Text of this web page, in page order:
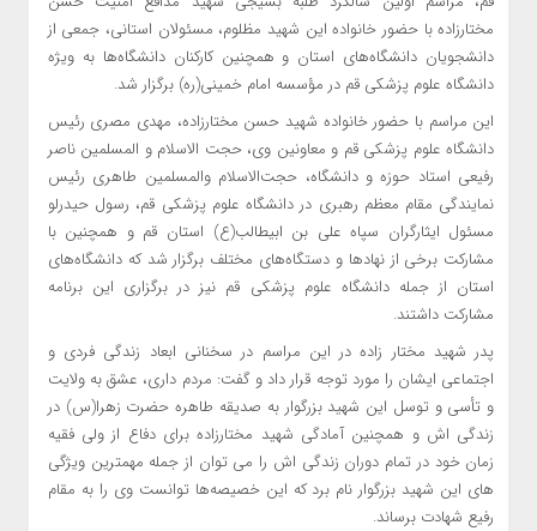
مختارزاده با حضور خانواده این شهید مظلوم، مسئولان استانی، جمعی از
دانشجویان دانشگاه‌های استان و همچنین کارکنان دانشگاه‌ها به ویژه
دانشگاه علوم پزشکی قم در مؤسسه امام خمینی(ره) برگزار شد.
این مراسم با حضور خانواده شهید حسن مختارزاده، مهدی مصری رئیس
دانشگاه علوم پزشکی قم و معاونین وی، حجت الاسلام و المسلمین ناصر
رفیعی استاد حوزه و دانشگاه، حجت‌الاسلام والمسلمین طاهری رئیس
نمایندگی مقام معظم رهبری در دانشگاه علوم پزشکی قم، رسول حیدرلو
مسئول ایثارگران سپاه علی بن ابیطالب(ع) استان قم و همچنین با
مشارکت برخی از نهادها و دستگاه‌های مختلف برگزار شد که دانشگاه‌های
استان از جمله دانشگاه علوم پزشکی قم نیز در برگزاری این برنامه‌
مشارکت داشتند.
پدر شهید مختار زاده در این مراسم در سخنانی ابعاد زندگی فردی و
اجتماعی ایشان را مورد توجه قرار داد و گفت: مردم داری، عشق به ولایت
و تأسی و توسل این شهید بزرگوار به صدیقه طاهره حضرت زهرا(س) در
زندگی اش و همچنین آمادگی شهید مختارزاده برای دفاع از ولی فقیه
زمان خود در تمام دوران زندگی اش را می توان از جمله مهمترین ویژگی
های این شهید بزرگوار نام برد که این خصیصه‌ها توانست وی را به مقام
رفیع شهادت برساند.